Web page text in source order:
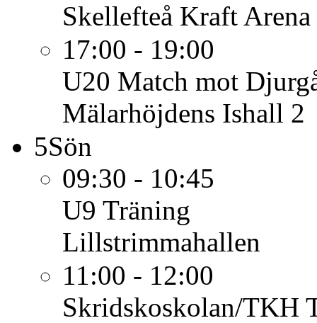
Skellefteå Kraft
17:00 - 19:00
U20 Match mot
Mälarhöjdens Ishall 2
5Sön
09:30 - 10:45
U9 Träning
Lillstrimmahallen
11:00 - 12:00
Skridskoskolan/TKH